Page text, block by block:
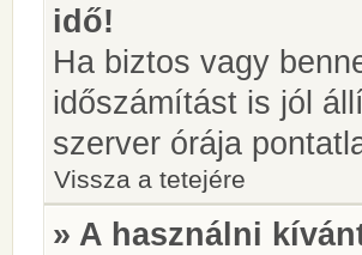
idő!
Ha biztos vagy
időszámítást is jól
szerver órája
Vissza a tetejére
» A használni